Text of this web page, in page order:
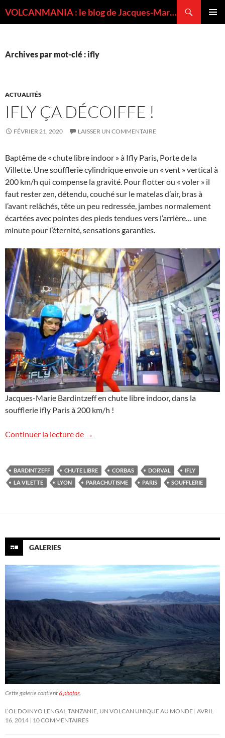
VOLCANMANIA : le blog de Jacques-Marie BARDINTZEFF, volcanologue
Archives par mot-clé : ifly
ACTUALITÉS
IFLY ÇA DÉCOIFFE !
FÉVRIER 21, 2020 LAISSER UN COMMENTAIRE
Baptême de « chute libre indoor » à Ifly Paris, Porte de la
Villette. Une soufflerie cylindrique envoie un « vent » vertical à
200 km/h qui compense la gravité. Pour flotter ou « voler » il
faut rester zen, détendu, couché sur le matelas d’air, bras à
l’avant relâchés, tête un peu redressée, jambes normalement
écartées avec pointes des pieds tendues vers l’arrière… une
minute pour l’éternité, sensations garanties.
Jacques-Marie Bardintzeff en chute libre indoor, dans la
soufflerie ifly Paris à 200 km/h !
Continuer la lecture de ifly ça décoiffe !
→
BARDINTZEFF CHUTE LIBRE CORBAS DORVAL
IFLY
LA VILETTE
LYON PARACHUTISME PARIS SOUFFLERIE
GALERIES
Cette galerie contient6 photos.
L’OL DOINYO LENGAI, TANZANIE, UN VOLCAN UNIQUE AU MONDE AVRIL
16, 2014 10 COMMENTAIRES